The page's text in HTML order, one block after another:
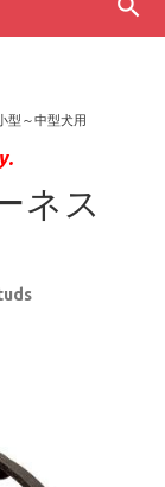
型～中型犬用
ネス